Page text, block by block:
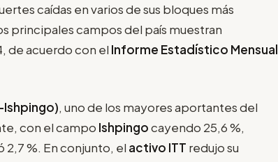
caídas en varios de sus bloques más
principales campos del país muestran
de acuerdo con el Informe Estadístico Mensual
, uno de los mayores aportantes del
con el campo Ishpingocayendo 25,6 %,
%. En conjunto, el activo ITT redujo su